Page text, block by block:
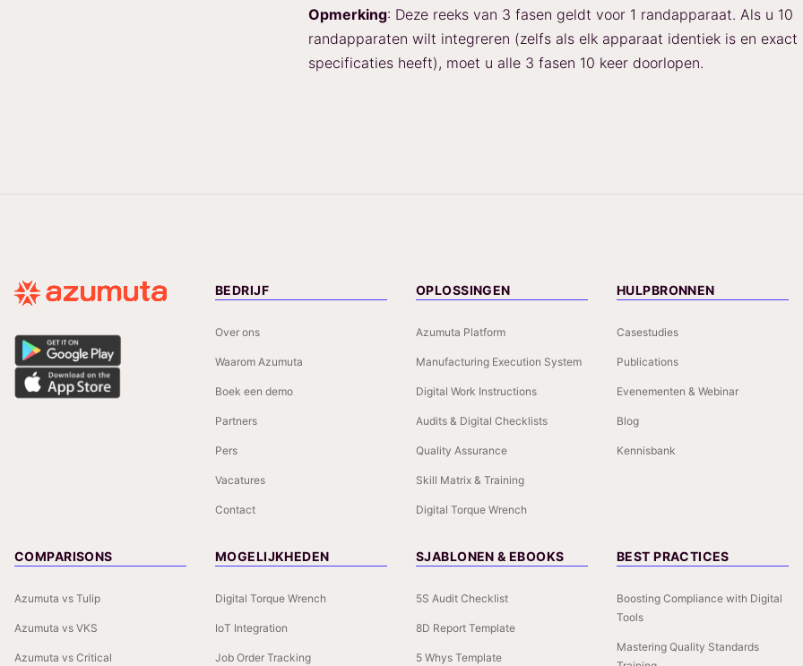
Opmerking: Deze reeks van 3 fasen geldt voor 1 randapparaat. Als u 10
randapparaten wilt integreren (zelfs als elk apparaat identiek is en exact
specificaties heeft), moet u alle 3 fasen 10 keer doorlopen.
BEDRIJF
Over ons
Waarom Azumuta
Boek een demo
Partners
Pers
Vacatures
Contact
OPLOSSINGEN
Azumuta Platform
Manufacturing Execution System
Digital Work Instructions
Audits & Digital Checklists
Quality Assurance
Skill Matrix & Training
Digital Torque Wrench
HULPBRONNEN
Casestudies
Publications
Evenementen & Webinar
Blog
Kennisbank
COMPARISONS
Azumuta vs Tulip
Azumuta vs VKS
Azumuta vs Critical
MOGELIJKHEDEN
Digital Torque Wrench
IoT Integration
Job Order Tracking
SJABLONEN & EBOOKS
5S Audit Checklist
8D Report Template
5 Whys Template
BEST PRACTICES
Boosting Compliance with Digital
Tools
Mastering Quality Standards